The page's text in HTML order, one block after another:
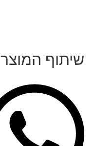
שיתוף המוצר